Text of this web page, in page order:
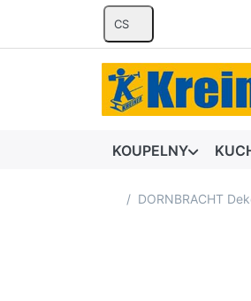
CS
KOUPELNY
Domovská stránka
DORNBRACHT